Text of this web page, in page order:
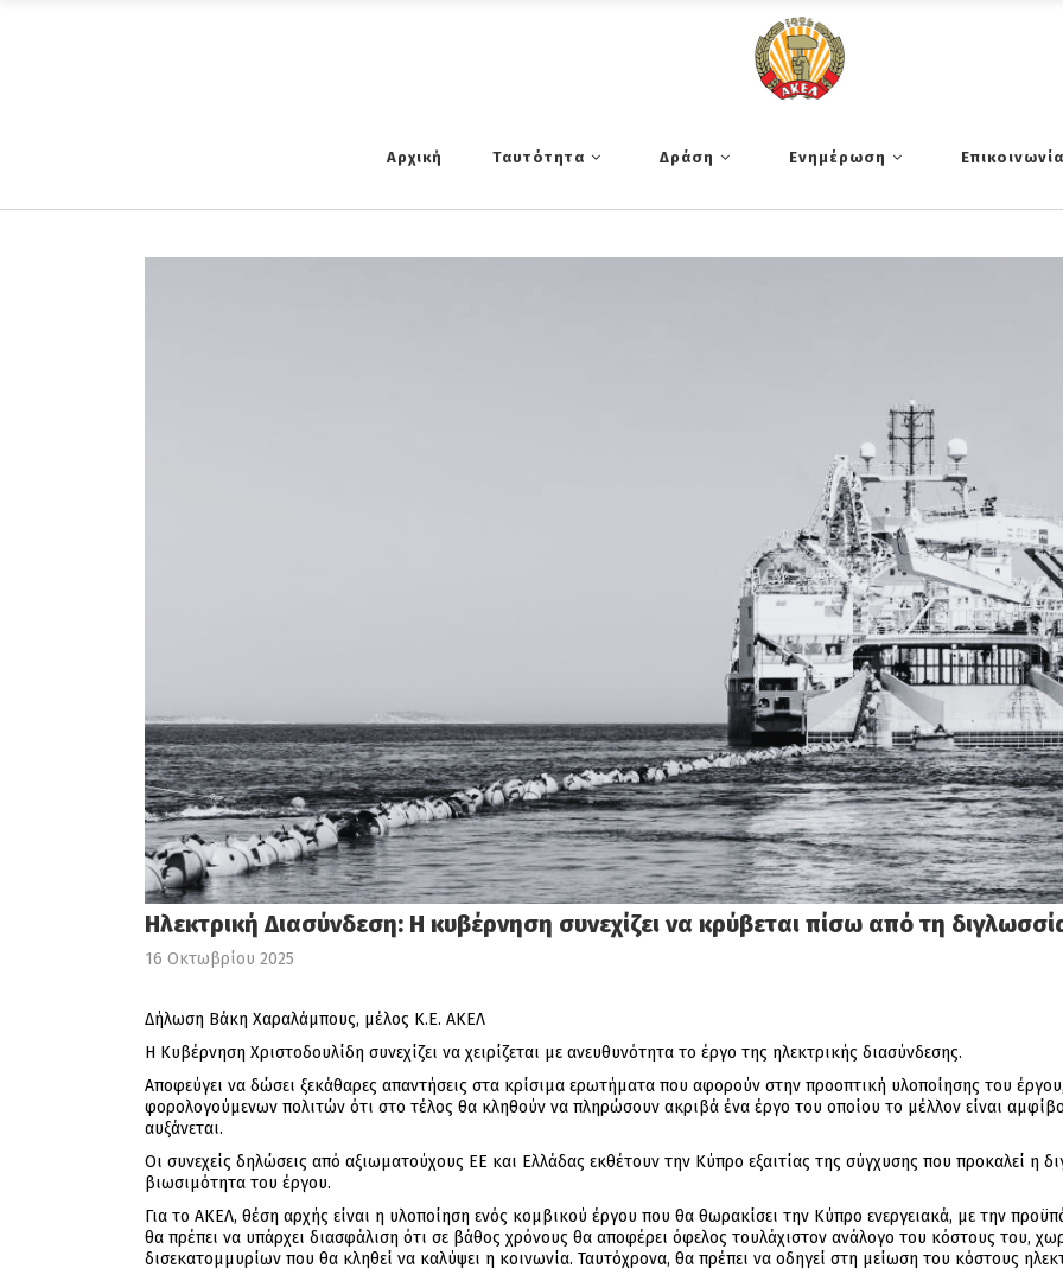
Αρχική Ταυτότητα Δράση Ενημέρωση Επικοινωνία
Ηλεκτρική Διασύνδεση: Η κυβέρνηση συνεχίζει να κρύβεται πίσω από τη
16 Οκτωβρίου 2025
Δήλωση Βάκη Χαραλάμπους, μέλος Κ.Ε. ΑΚΕΛ
Η Κυβέρνηση Χριστοδουλίδη συνεχίζει να χειρίζεται με ανευθυνότητα το έργο της ηλεκτρικής διασύνδεσης.
Αποφεύγει να δώσει ξεκάθαρες απαντήσεις στα κρίσιμα ερωτήματα που αφορούν στην προοπτική υλοποίησης του
φορολογούμενων πολιτών ότι στο τέλος θα κληθούν να πληρώσουν ακριβά ένα έργο του οποίου το μέλλον είναι
αυξάνεται.
Οι συνεχείς δηλώσεις από αξιωματούχους ΕΕ και Ελλάδας εκθέτουν την Κύπρο εξαιτίας της σύγχυσης που προκαλεί η
βιωσιμότητα του έργου.
Για το ΑΚΕΛ, θέση αρχής είναι η υλοποίηση ενός κομβικού έργου που θα θωρακίσει την Κύπρο ενεργειακά, με την
θα πρέπει να υπάρχει διασφάλιση ότι σε βάθος χρόνους θα αποφέρει όφελος τουλάχιστον ανάλογο του κόστους του,
δισεκατομμυρίων που θα κληθεί να καλύψει η κοινωνία. Ταυτόχρονα, θα πρέπει να οδηγεί στη μείωση του κόστους